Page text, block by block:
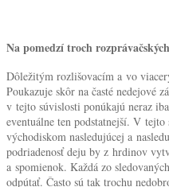
Na pomedzí troch
Dôležitým rozlišovacím a vo
Poukazuje skôr na časté nedejové
v tejto súvislosti ponúkajú neraz
eventuálne ten podstatnejší. V
východiskom nasledujúcej a
podriadenosť deju by z hrdinov
a spomienok. Každá zo
odpútať. Často sú tak trochu